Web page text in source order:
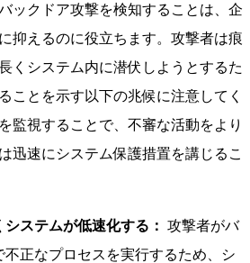
ックドア攻撃を検知することは、企
抑えるのに役立ちます。攻撃者は痕
くシステム内に潜伏しようとするた
ことを示す以下の兆候に注意してく
監視することで、不審な活動をより
迅速にシステム保護措置を講じるこ
ステムが低速化する： 攻撃者がバ
不正なプロセスを実行するため、シ